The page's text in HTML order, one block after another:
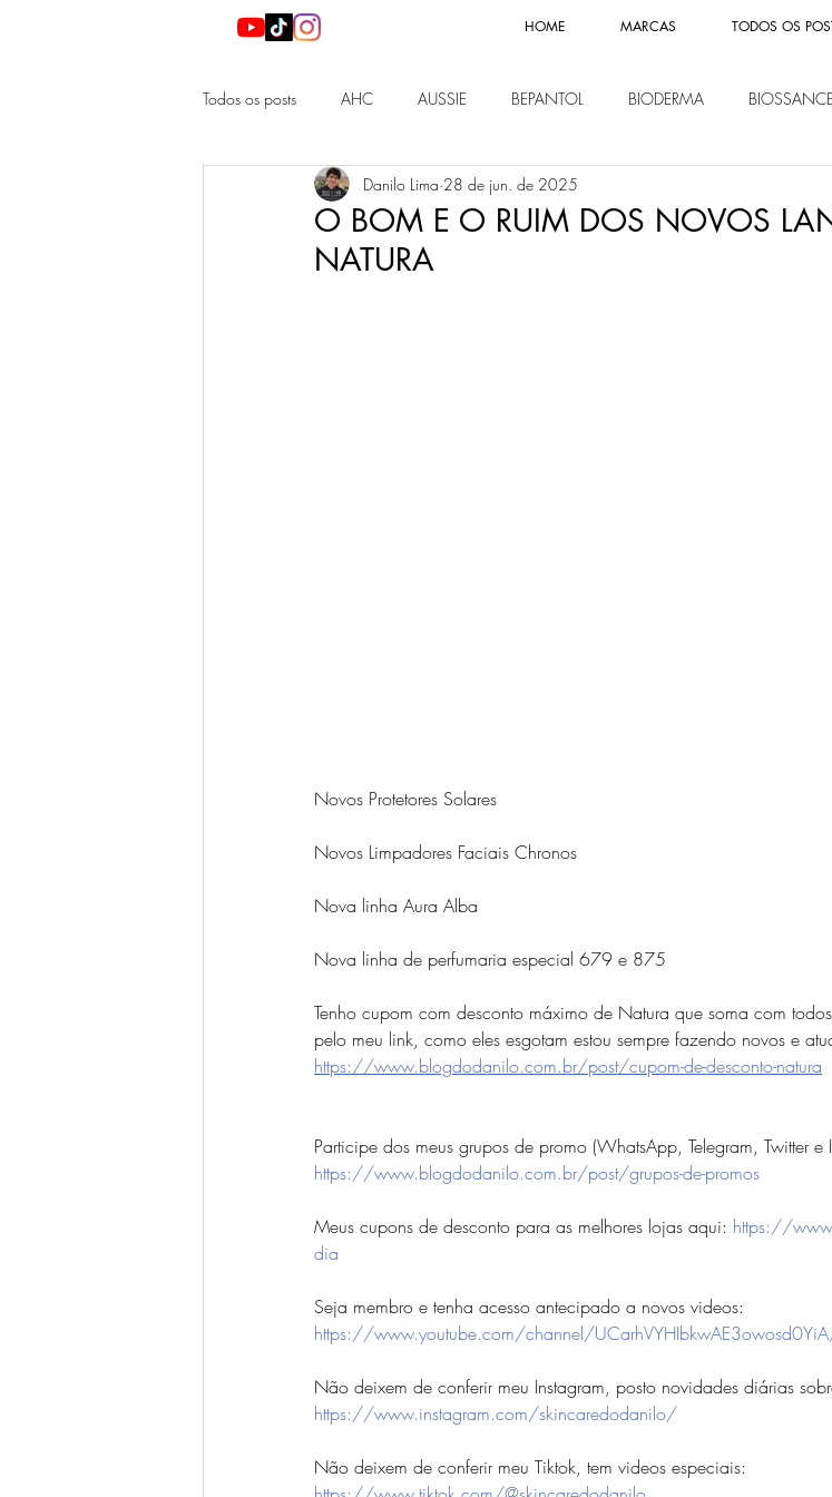
HOME MARCAS TODOS OS
Todos os posts AHC AUSSIE BEPANTOL BIODERMA
HADA LABO LA ROCHE POSAY
NEUTROGENA
O BOM E O RUIM DOS NOVOS
NATURA
Danilo Lima 28 de jun. de 2025
Novos Protetores Solares
Novos Limpadores Faciais Chronos
Nova linha Aura Alba
Nova linha de perfumaria especial 679 e 875
Tenho cupom com desconto máximo de Natura que soma com
pelo meu link, como eles esgotam estou sempre fazendo novos e
https://www.blogdodanilo.com.br/post/cupom-de-desconto-natura
Participe dos meus grupos de promo (WhatsApp, Telegram, Twitter e
https://www.blogdodanilo.com.br/post/grupos-de-promos
Meus cupons de desconto para as melhores lojas aqui: https://
dia
Seja membro e tenha acesso antecipado a novos videos:
https://www.youtube.com/channel/
Não deixem de conferir meu Instagram, posto novidades diárias
https://www.instagram.com/skincaredodanilo/
Não deixem de conferir meu Tiktok, tem videos especiais: